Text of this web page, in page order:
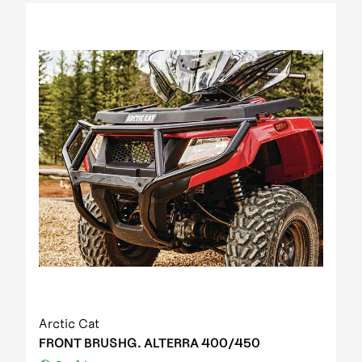
2012 TRV 1000 GT EFT IPM Print green metallic
update
2012 US mod. 700 TRV GT
2012 XC 450 EFT IPM black-green 01
2013 1000 XT EFT white met
2013 450 R EFT Homologated
2013 550 EFT black
2013 550 XT EFT emerald green met
2013 700 Diesel EFT marsh
2013 700 XT EFT steel blue met
2013 Prowler HDX
2013 TRV 550 EFT black
2013 TRV 550 XT EFT emerald green met
2013 TRV 700 XT EFT black met
Arctic Cat
FRONT BRUSHG. ALTERRA 400/450